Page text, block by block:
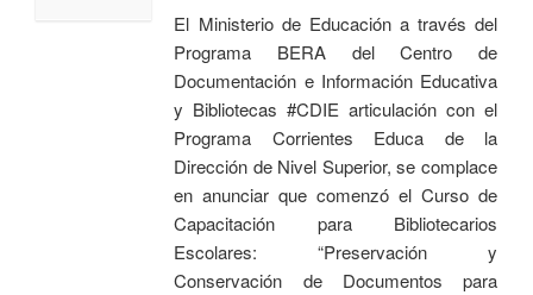
El Ministerio de Educación a través del
Programa BERA del Centro de
Documentación e Información Educativa
y Bibliotecas #CDIE articulación con el
Programa Corrientes Educa de la
Dirección de Nivel Superior, se complace
en anunciar que comenzó el Curso de
Capacitación para Bibliotecarios
Escolares: “Preservación y
Conservación de Documentos para